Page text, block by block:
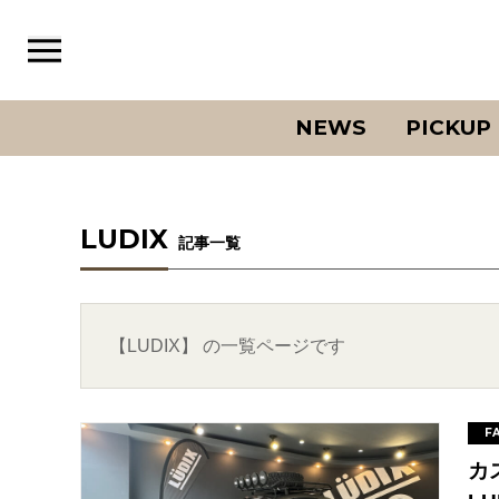
NEWS PICKUP
LUDIX 記事一覧
【LUDIX】 の一覧ページです
カ